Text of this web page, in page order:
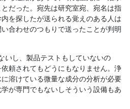
だった。宛先は研究室宛、宛名は指
を探したが送られる覚えのある人は
合わせのつもりで送ったことが判明
い し、製品テストもしていないの
頼されてもどうにもなりません。浄
溶けている微量な成分の分析が必要
が専門でもないしそういう設備もあ